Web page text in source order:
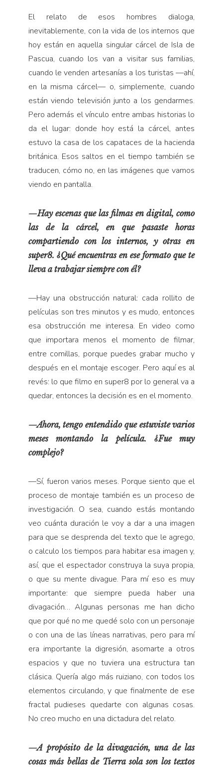
El relato de esos hombres dialoga,
inevitablemente, con la vida de los internos que
hoy están en aquella singular cárcel de Isla de
Pascua, cuando los van a visitar sus familias,
cuando le venden artesanías a los turistas —ahí,
en la misma cárcel— o, simplemente, cuando
están viendo televisión junto a los gendarmes.
Pero además el vínculo entre ambas historias lo
da el lugar: donde hoy está la cárcel, antes
estuvo la casa de los capataces de la hacienda
británica. Esos saltos en el tiempo también se
traducen, cómo no, en las imágenes que vamos
viendo en pantalla.
—Hay escenas que las filmas en digital, como
las de la cárcel, en que pasaste horas
compartiendo con los internos, y otras en
super8. ¿Qué encuentras en ese formato que te
lleva a trabajar siempre con él?
—Hay una obstrucción natural: cada rollito de
películas son tres minutos y es mudo, entonces
esa obstrucción me interesa. En video como
que importara menos el momento de filmar,
entre comillas, porque puedes grabar mucho y
después en el montaje escoger. Pero aquí es al
revés: lo que filmo en super8 por lo general va a
quedar, entonces la decisión es en el momento.
—Ahora, tengo entendido que estuviste varios
meses montando la película. ¿Fue muy
complejo?
—Sí, fueron varios meses. Porque siento que el
proceso de montaje también es un proceso de
investigación. O sea, cuando estás montando
veo cuánta duración le voy a dar a una imagen
para que se desprenda del texto que le agrego,
o calculo los tiempos para habitar esa imagen y,
así, que el espectador construya la suya propia,
o que su mente divague. Para mí eso es muy
importante: que siempre pueda haber una
divagación… Algunas personas me han dicho
que por qué no me quedé solo con un personaje
o con una de las líneas narrativas, pero para mí
era importante la digresión, asomarte a otros
espacios y que no tuviera una estructura tan
clásica. Quería algo más ruiziano, con todos los
elementos circulando, y que finalmente de ese
fractal pudieses quedarte con algunas cosas.
No creo mucho en una dictadura del relato.
—A propósito de la divagación, una de las
cosas más bellas de Tierra solason los textos